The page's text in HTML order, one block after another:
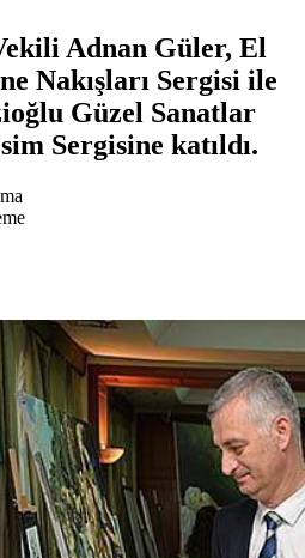
Adnan Güler, El
Nakışları Sergisi ile
Güzel Sanatlar
Sergisine katıldı.